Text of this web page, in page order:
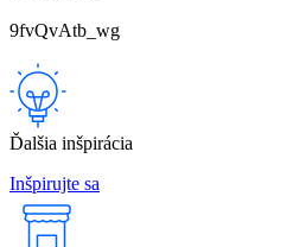
9fvQvAtb_wg
Ďalšia inšpirácia
Inšpirujte sa